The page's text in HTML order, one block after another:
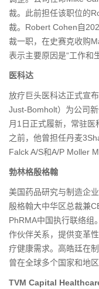
裁。此前担任该职位的
裁。Robert Cohen自
裁一职，在史赛克收购
表示主要原因是“工作和
医科达
放疗巨头医科达正式宣
Just-Bomholt）为公司
月1日正式履新，常驻
之前，他曾担任丹麦
Falck A/S和A/P Moller
勃林格殷格翰
美国药品研究与制造企
殷格翰大中华区总裁兼
PhRMA中国执行联络组
作伙伴关系，提供变革
疗健康需求。高皓廷在
曾在全球多个国家和地
TVM Capital